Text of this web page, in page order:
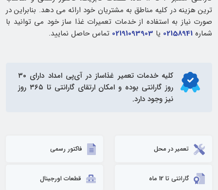
ترین هزینه در کلیه مناطق به مشتریان خود ارائه می دهد. بنابراین در
صورت نیاز به استفاده از خدمات تعمیرات غذا ساز خود می توانید با
شماره 02158941 یا 02191093903 تماس حاصل نمایید.
کلیه خدماتتعمیر غذاساز
در آی‌پی امداد دارای ۳۰
روز گارانتی بوده و امکان ارتقای گارانتی تا ۳۶۵ روز
نیز وجود دارد.
تعمیر در محل فاکتور رسمی
گارانتی تا 12 ماه قطعات اورجینال